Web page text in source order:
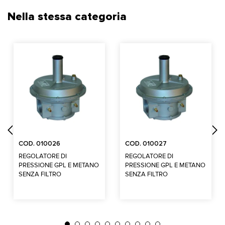
Nella stessa categoria
COD. 010026
REGOLATORE DI
PRESSIONE GPL E METANO
SENZA FILTRO
COD. 010027
REGOLATORE DI
PRESSIONE GPL E METANO
SENZA FILTRO